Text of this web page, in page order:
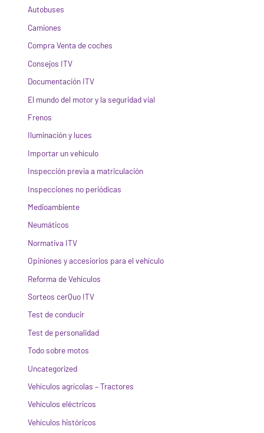
Autobuses
Camiones
Compra Venta de coches
Consejos ITV
Documentación ITV
El mundo del motor y la seguridad vial
Frenos
Iluminación y luces
Importar un vehículo
Inspección previa a matriculación
Inspecciones no periódicas
Medioambiente
Neumáticos
Normativa ITV
Opiniones y accesiorios para el vehículo
Reforma de Vehículos
Sorteos cerQuo ITV
Test de conducir
Test de personalidad
Todo sobre motos
Uncategorized
Vehículos agrícolas – Tractores
Vehículos eléctricos
Vehículos históricos